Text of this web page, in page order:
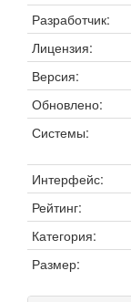
Разработчик:
Лицензия:
Версия:
Обновлено:
Системы:
Интерфейс:
Рейтинг:
Категория:
Размер: